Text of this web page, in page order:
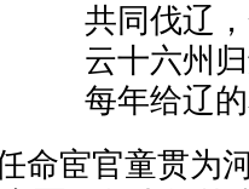
共同伐辽
云十六州
每年给辽
命宦官童贯为